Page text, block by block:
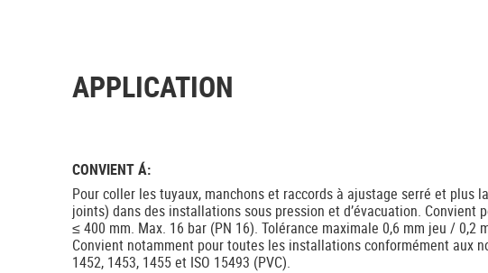
APPLICATION
CONVIENT Á:
Pour coller les tuyaux, manchons et raccords à ajustage serré et plus
joints) dans des installations sous pression et d’évacuation. Convient
≤ 400 mm. Max. 16 bar (PN 16). Tolérance maximale 0,6 mm jeu / 0,2
Convient notamment pour toutes les installations conformément aux
1452, 1453, 1455 et ISO 15493 (PVC).